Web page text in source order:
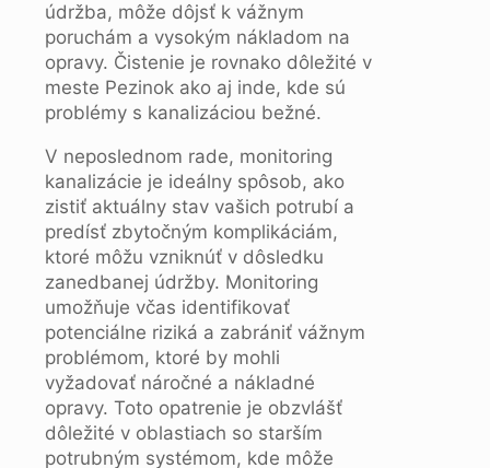
údržba, môže dôjsť k vážnym
poruchám a vysokým nákladom na
opravy. Čistenie je rovnako dôležité v
meste Pezinok ako aj inde, kde sú
problémy s kanalizáciou bežné.
V neposlednom rade, monitoring
kanalizácie je ideálny spôsob, ako
zistiť aktuálny stav vašich potrubí a
predísť zbytočným komplikáciám,
ktoré môžu vzniknúť v dôsledku
zanedbanej údržby. Monitoring
umožňuje včas identifikovať
potenciálne riziká a zabrániť vážnym
problémom, ktoré by mohli
vyžadovať náročné a nákladné
opravy. Toto opatrenie je obzvlášť
dôležité v oblastiach so starším
potrubným systémom, kde môže